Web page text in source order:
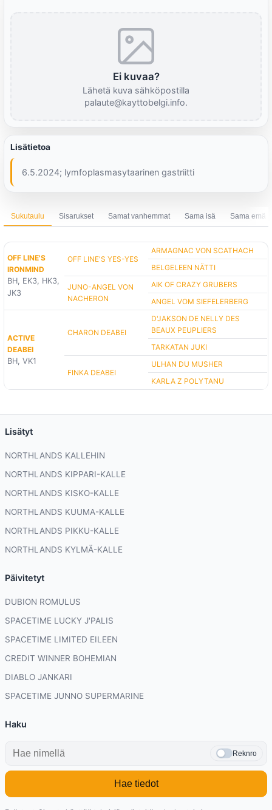
Ei kuvaa?
Lähetä kuva sähköpostilla
palaute@kayttobelgi.info.
Lisätietoa
6.5.2024; lymfoplasmasytaarinen gastriitti
Sukutaulu Sisarukset Samat vanhemmat Sama isä Sama emä
OFF LINE'S
IRONMIND
BH, EK3, HK3,
JK3
OFF LINE'S YES-YES
ARMAGNAC VON SCATHACH
BELGELEEN NÄTTI
JUNO-ANGEL VON
NACHERON
AIK OF CRAZY GRUBERS
ANGEL VOM SIEFELERBERG
ACTIVE
DEABEI
BH, VK1
CHARON DEABEI
D'JAKSON DE NELLY DES
BEAUX PEUPLIERS
TARKATAN JUKI
FINKA DEABEI
ULHAN DU MUSHER
KARLA Z POLYTANU
Lisätyt
NORTHLANDS KALLEHIN
NORTHLANDS KIPPARI-KALLE
NORTHLANDS KISKO-KALLE
NORTHLANDS KUUMA-KALLE
NORTHLANDS PIKKU-KALLE
NORTHLANDS KYLMÄ-KALLE
Päivitetyt
DUBION ROMULUS
SPACETIME LUCKY J'PALIS
SPACETIME LIMITED EILEEN
CREDIT WINNER BOHEMIAN
DIABLO JANKARI
SPACETIME JUNNO SUPERMARINE
Haku
Reknro
Hae tiedot